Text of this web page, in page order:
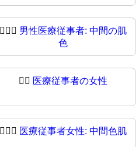
👨🏽‍⚕ 男性医療従事者: 中間の肌
色
👩‍⚕️ 医療従事者の女性
👩🏼‍⚕ 医療従事者女性: 中間色肌